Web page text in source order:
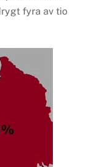
fyra av tio